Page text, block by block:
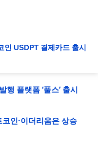
인 USDPT 결제카드 출시
플랫폼 ‘풀스’ 출시
인·이더리움은 상승